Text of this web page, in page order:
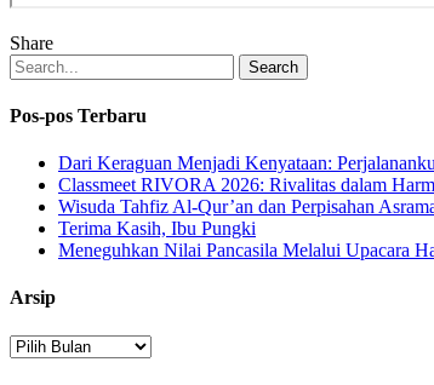
Share
Search
Pos-pos Terbaru
Dari Keraguan Menjadi Kenyataan:
Classmeet RIVORA 2026: Rivalitas dalam
Wisuda Tahfiz Al-Qur’an dan Perpisahan
Terima Kasih, Ibu Pungki
Meneguhkan Nilai Pancasila Melalui Upacara
Arsip
Arsip